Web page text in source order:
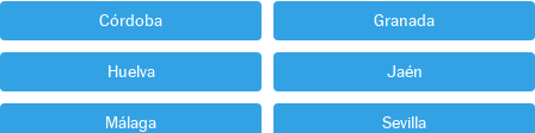
Córdoba Granada
Huelva Jaén
Málaga Sevilla